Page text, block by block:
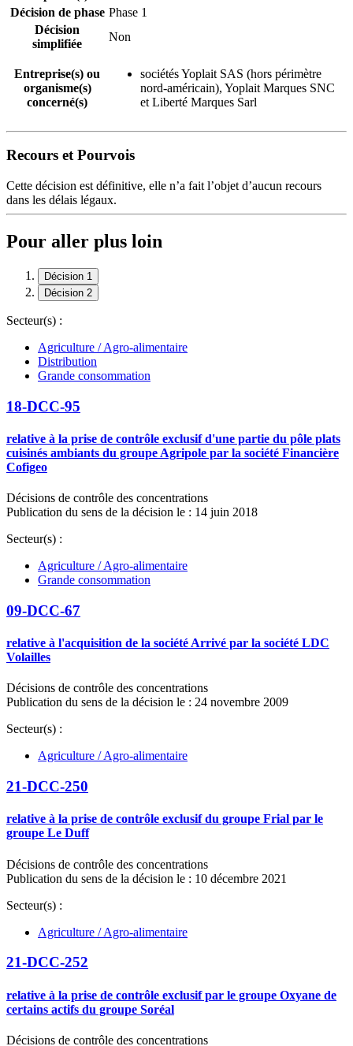
Décision de phase Phase 1
Décision
simplifiée
Non
Entreprise(s) ou
organisme(s)
concerné(s)
sociétés Yoplait SAS (hors périmètre
nord-américain), Yoplait Marques SNC
et Liberté Marques Sarl
Recours et Pourvois
Cette décision est définitive, elle n’a fait l’objet d’aucun recours
dans les délais légaux.
Pour aller plus loin
Décision 1
Décision 2
Secteur(s) :
Agriculture / Agro-alimentaire
Distribution
Grande consommation
18-DCC-95
relative à la prise de contrôle exclusif d'une partie du pôle plats
cuisinés ambiants du groupe Agripole par la société Financière
Cofigeo
Décisions de contrôle des concentrations
Publication du sens de la décision le : 14 juin 2018
Secteur(s) :
Agriculture / Agro-alimentaire
Grande consommation
09-DCC-67
relative à l'acquisition de la société Arrivé par la société LDC
Volailles
Décisions de contrôle des concentrations
Publication du sens de la décision le : 24 novembre 2009
Secteur(s) :
Agriculture / Agro-alimentaire
21-DCC-250
relative à la prise de contrôle exclusif du groupe Frial par le
groupe Le Duff
Décisions de contrôle des concentrations
Publication du sens de la décision le : 10 décembre 2021
Secteur(s) :
Agriculture / Agro-alimentaire
21-DCC-252
relative à la prise de contrôle exclusif par le groupe Oxyane de
certains actifs du groupe Soréal
Décisions de contrôle des concentrations